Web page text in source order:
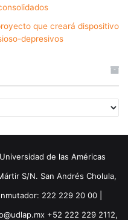
que creará dispositivo
depresivos
de las Américas
S/N. San Andrés Cholula,
222 229 20 00 |
+52 222 229 2112,